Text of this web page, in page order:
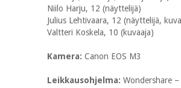
Niilo Harju, 12 (näyttelijä)
Julius Lehtivaara, 12 (näyttelijä,
Valtteri Koskela, 10 (kuvaaja)
Kamera: Canon EOS M3
Leikkausohjelma: Wondershare –